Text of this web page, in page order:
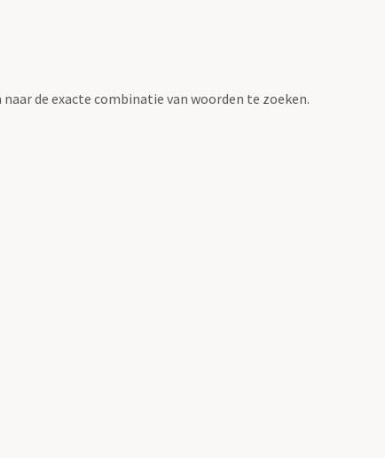
de exacte combinatie van woorden te zoeken.